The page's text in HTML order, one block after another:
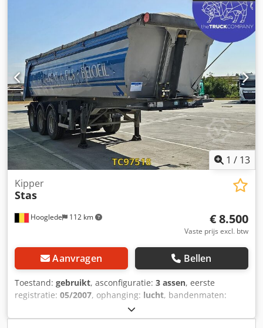
1 / 13
Hooglede 112 km
Kipper
Stas
€ 8.500
Vaste prijs excl. btw
Aanvragen Bellen
Toestand: gebruikt, asconfiguratie: 3 assen, eerste
registratie: 05/2007, ophanging: lucht, bandenmaten:
, Bouwjaar:
Bandenmaat: 385/65 R22.5 Crsdpfxezra Euj Af Rjf Asmerk: